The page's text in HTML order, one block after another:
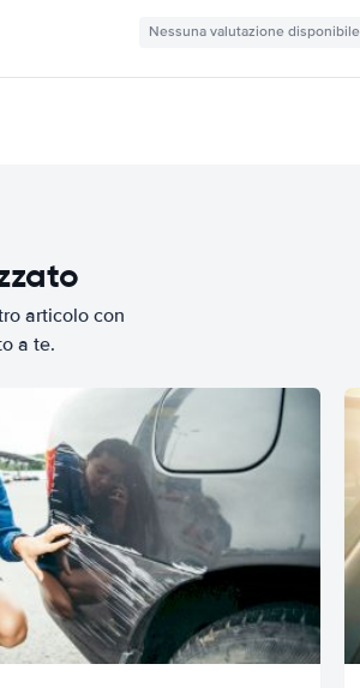
Nessuna valutazione disponibile
articolo con
a te.